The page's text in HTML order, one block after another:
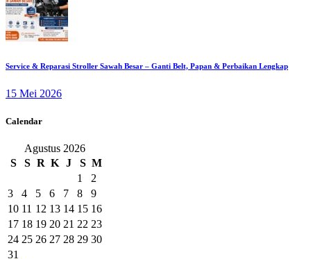
Service & Reparasi Stroller Sawah Besar – Ganti Belt, Papan & Perbaikan Lengkap
15 Mei 2026
Calendar
Agustus 2026
S
S R K J S M
1
2
3
4 5 6 7 8
9
10 11 12 13 14 15 16
17 18 19 20 21 22 23
24 25 26 27 28 29 30
31